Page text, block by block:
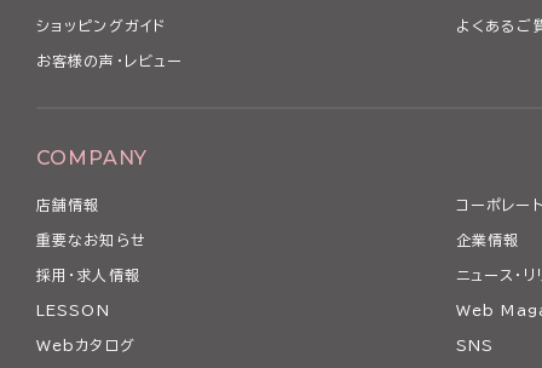
ショッピングガイド よくあるご
お客様の声・レビュー
COMPANY
店舗情報 コーポレー
重要なお知らせ 企業情報
採用・求人情報 ニュース・
LESSON Web
Webカタログ SNS